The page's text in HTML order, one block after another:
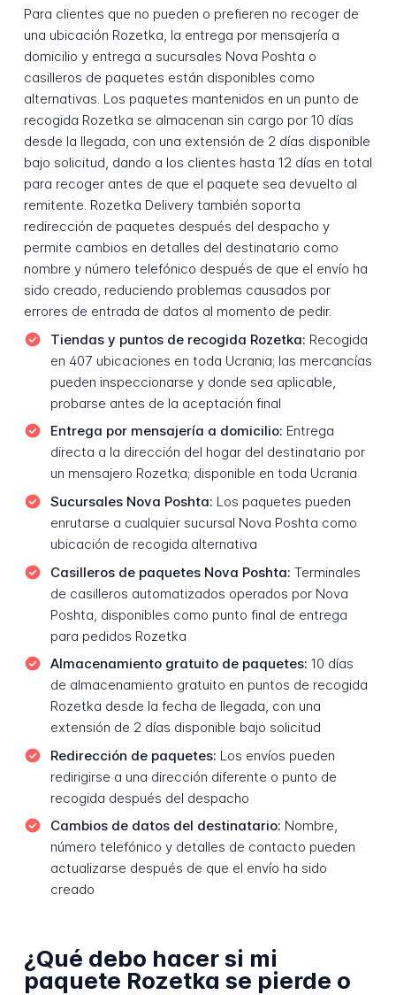
Para clientes que no pueden o prefieren no recoger de
una ubicación Rozetka, la entrega por mensajería a
domicilio y entrega a sucursales Nova Poshta o
casilleros de paquetes están disponibles como
alternativas. Los paquetes mantenidos en un punto de
recogida Rozetka se almacenan sin cargo por 10 días
desde la llegada, con una extensión de 2 días disponible
bajo solicitud, dando a los clientes hasta 12 días en total
para recoger antes de que el paquete sea devuelto al
remitente. Rozetka Delivery también soporta
redirección de paquetes después del despacho y
permite cambios en detalles del destinatario como
nombre y número telefónico después de que el envío ha
sido creado, reduciendo problemas causados por
errores de entrada de datos al momento de pedir.
Tiendas y puntos de recogida Rozetka: Recogida
en 407 ubicaciones en toda Ucrania; las mercancías
pueden inspeccionarse y donde sea aplicable,
probarse antes de la aceptación final
Entrega por mensajería a domicilio: Entrega
directa a la dirección del hogar del destinatario por
un mensajero Rozetka; disponible en toda Ucrania
Sucursales Nova Poshta: Los paquetes pueden
enrutarse a cualquier sucursal Nova Poshta como
ubicación de recogida alternativa
Casilleros de paquetes Nova Poshta: Terminales
de casilleros automatizados operados por Nova
Poshta, disponibles como punto final de entrega
para pedidos Rozetka
Almacenamiento gratuito de paquetes: 10 días
de almacenamiento gratuito en puntos de recogida
Rozetka desde la fecha de llegada, con una
extensión de 2 días disponible bajo solicitud
Redirección de paquetes: Los envíos pueden
redirigirse a una dirección diferente o punto de
recogida después del despacho
Cambios de datos del destinatario: Nombre,
número telefónico y detalles de contacto pueden
actualizarse después de que el envío ha sido
creado
¿Qué debo hacer si mi
paquete Rozetka se pierde o